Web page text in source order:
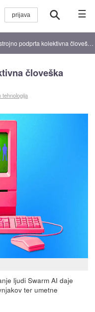
☰
podprta kolektivna človeška inteligenca
človeška
tehnologija
ljudi Swarm AI daje
ter umetne